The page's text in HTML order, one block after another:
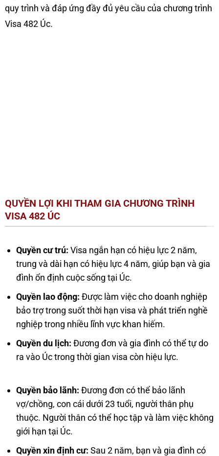
quy trình và đáp ứng đầy đủ yêu cầu của chương trình
Visa 482 Úc.
QUYỀN LỢI KHI THAM GIA CHƯƠNG TRÌNH
VISA 482 ÚC
Quyền cư trú: Visa ngắn hạn có hiệu lực 2 năm,
trung và dài hạn có hiệu lực 4 năm, giúp bạn và gia
đình ổn định cuộc sống tại Úc.
Quyền lao động: Được làm việc cho doanh nghiệp
bảo trợ trong suốt thời hạn visa và phát triển nghề
nghiệp trong nhiều lĩnh vực khan hiếm.
Quyền du lịch: Đương đơn và gia đình có thể tự do
ra vào Úc trong thời gian visa còn hiệu lực.
Quyền bảo lãnh: Đương đơn có thể bảo lãnh
vợ/chồng, con cái dưới 23 tuổi, người thân phụ
thuộc. Người thân có thể học tập và làm việc không
giới hạn tại Úc.
Quyền xin định cư: Sau 2 năm, bạn và gia đình có